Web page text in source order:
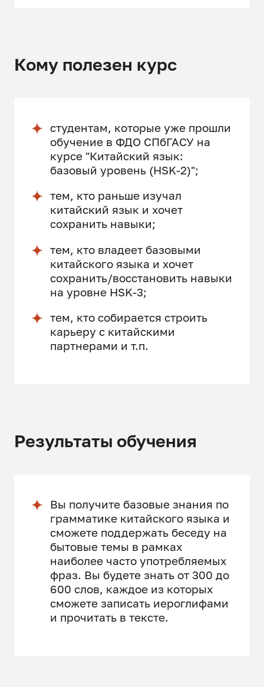
Кому полезен курс
студентам, которые уже прошли
обучение в ФДО СПбГАСУ на
курсе "Китайский язык:
базовый уровень (HSK-2)";
тем, кто раньше изучал
китайский язык и хочет
сохранить навыки;
тем, кто владеет базовыми
китайского языка и хочет
сохранить/восстановить навыки
на уровне HSK-3;
тем, кто собирается строить
карьеру с китайскими
партнерами и т.п.
Результаты обучения
Вы получите базовые знания по
грамматике китайского языка и
сможете поддержать беседу на
бытовые темы в рамках
наиболее часто употребляемых
фраз. Вы будете знать от 300 до
600 слов, каждое из которых
сможете записать иероглифами
и прочитать в тексте.